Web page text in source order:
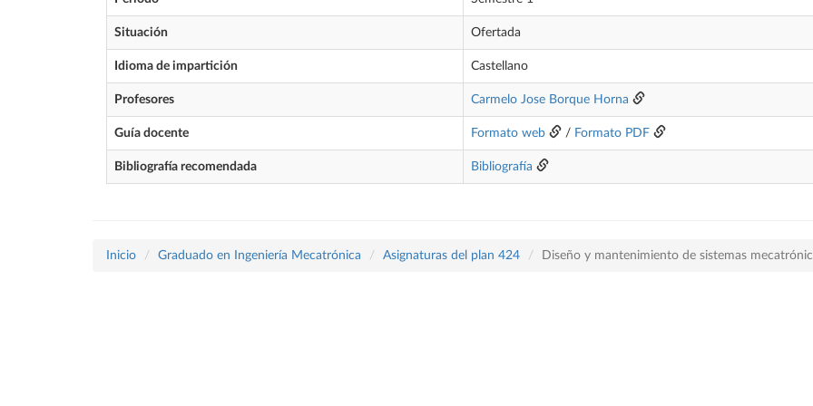
Situación Ofertada
Idioma de impartición Castellano
Profesores Carmelo Jose Borque Horna
Guía docente Formato web / Formato PDF
Bibliografía recomendada Bibliografía
Inicio Graduado en Ingeniería Mecatrónica Asignaturas del plan 424 Diseño y mantenimiento de sistemas